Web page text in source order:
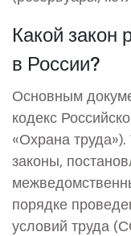
Какой закон
в России?
Основным
кодекс
«Охрана
законы,
порядке
условий труда